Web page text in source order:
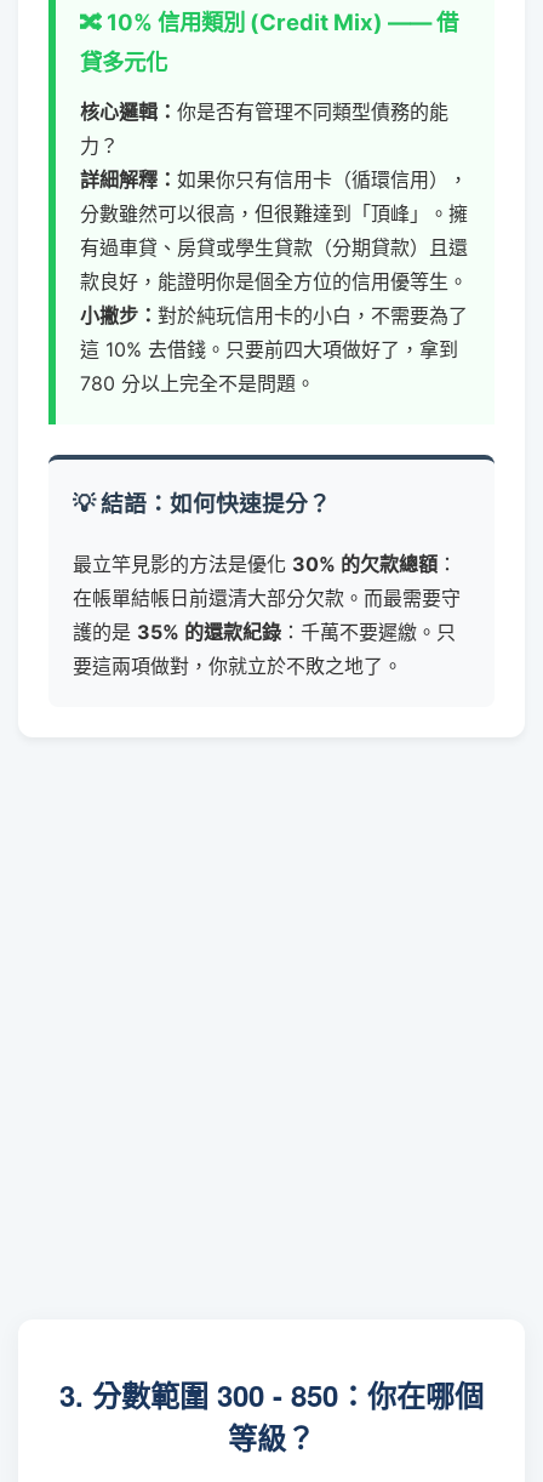
🔀 10% 信用類別 (Credit Mix) —— 借
貸多元化
核心邏輯： 你是否有管理不同類型債務的能
力？
詳細解釋： 如果你只有信用卡（循環信用），
分數雖然可以很高，但很難達到「頂峰」。擁
有過車貸、房貸或學生貸款（分期貸款）且還
款良好，能證明你是個全方位的信用優等生。
小撇步： 對於純玩信用卡的小白，不需要為了
這 10% 去借錢。只要前四大項做好了，拿到
780 分以上完全不是問題。
💡 結語：如何快速提分？
最立竿見影的方法是優化 30% 的欠款總額 ：
在帳單結帳日前還清大部分欠款。而最需要守
護的是 35% 的還款紀錄 ：千萬不要遲繳。只
要這兩項做對，你就立於不敗之地了。
3. 分數範圍 300 - 850：你在哪個
等級？